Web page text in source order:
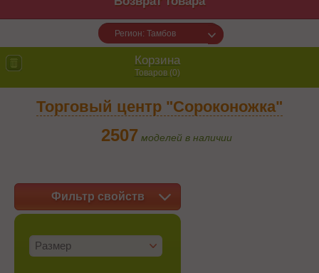
Регион: Тамбов
Корзина
Товаров (0)
Торговый центр "Сороконожка"
2507 моделей в наличии
Фильтр свойств
Размер